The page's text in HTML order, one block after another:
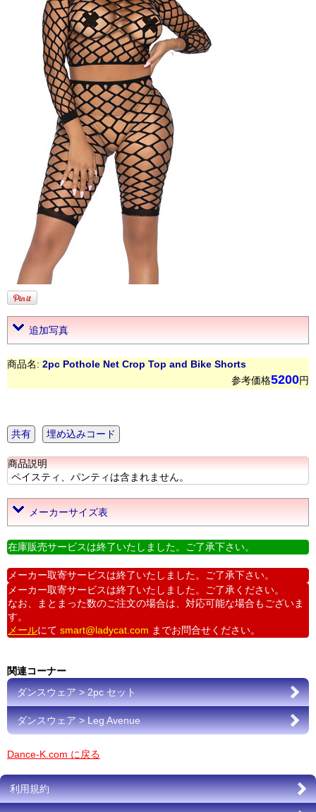
追加写真
商品名: 2pc Pothole Net Crop Top and Bike Shorts
参考価格5200円
共有 埋め込みコード
商品説明
ペイスティ、パンティは含まれません。
メーカーサイズ表
在庫販売サービスは終了いたしました。ご了承下さい。
メーカー取寄サービスは終了いたしました。ご了承下さい。
メーカー取寄サービスは終了いたしました。ご了承ください。
なお、まとまった数のご注文の場合は、対応可能な場合もございま
す。
メールにて smart@ladycat.com までお問合せください。
関連コーナー
ダンスウェア > 2pc セット
ダンスウェア > Leg Avenue
Dance-K.com に戻る
利用規約